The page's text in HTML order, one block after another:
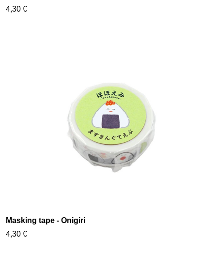
4,30 €
Masking tape - Onigiri
4,30 €